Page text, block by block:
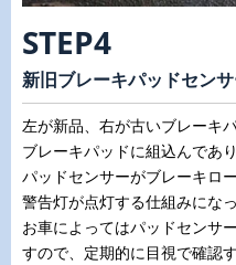
STEP4
新旧ブレーキパッドセン
左が新品、右が古いブレーキ
ブレーキパッドに組込んであ
パッドセンサーがブレーキロ
警告灯が点灯する仕組みにな
お車によってはパッドセンサ
すので、定期的に目視で確認